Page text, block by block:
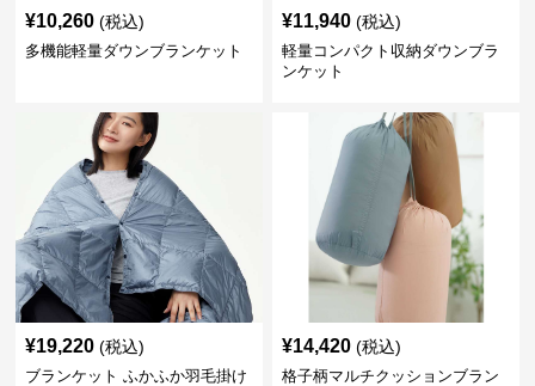
¥10,260 (税込)
多機能軽量ダウンブランケット
¥11,940 (税込)
軽量コンパクト収納ダウンブラ
ンケット
¥19,220 (税込)
ブランケット ふかふか羽毛掛け
¥14,420 (税込)
格子柄マルチクッションブラン